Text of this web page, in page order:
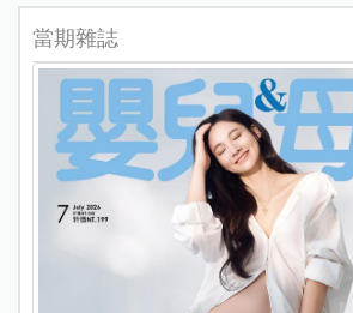
當期雜誌